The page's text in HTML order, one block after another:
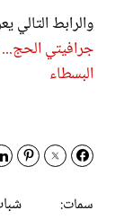
والرابط
جرافيتي
البسطاء
سمات: